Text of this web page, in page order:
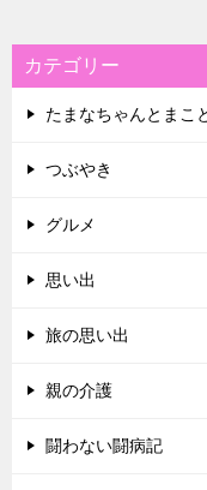
カテゴリー
たまなちゃんとまこ
つぶやき
グルメ
思い出
旅の思い出
親の介護
闘わない闘病記